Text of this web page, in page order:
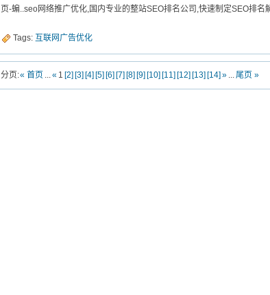
页-蝙..seo网络推广优化,国内专业的整站SEO排名公司,快速制定SEO排名
Tags: 互联网广告优化
分页:« 首页 ...« 1 [2] [3] [4] [5] [6] [7] [8] [9] [10] [11] [12] [13] [14] » ...尾页 »